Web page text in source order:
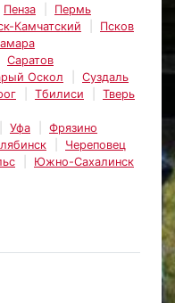
Пенза
Пермь
Камчатский
Псков
Саратов
Оскол
Суздаль
Тбилиси
Тверь
Уфа
Фрязино
Череповец
Южно-Сахалинск